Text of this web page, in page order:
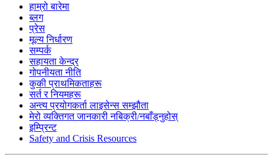
हाम्रो बारेमा
ब्लग
प्रेस
मूल्य निर्धारण
सम्पर्क
सहायता केन्द्र
गोपनीयता नीति
कुकी प्राथमिकताहरू
सर्त र नियमहरू
अन्त्य प्रयोगकर्ता लाइसेन्स सम्झौता
मेरो व्यक्तिगत जानकारी नबिक्री/नबाँड्नुहोस्
इम्प्रिन्ट
Safety and Crisis Resources